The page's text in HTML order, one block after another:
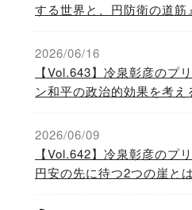
する世界と、円防衛の道筋』
2026/06/16
【Vol.643】冷泉彰彦の
ン和平の政治的効果を考え
2026/06/09
【Vol.642】冷泉彰彦の
円安の先に待つ2つの崖とは